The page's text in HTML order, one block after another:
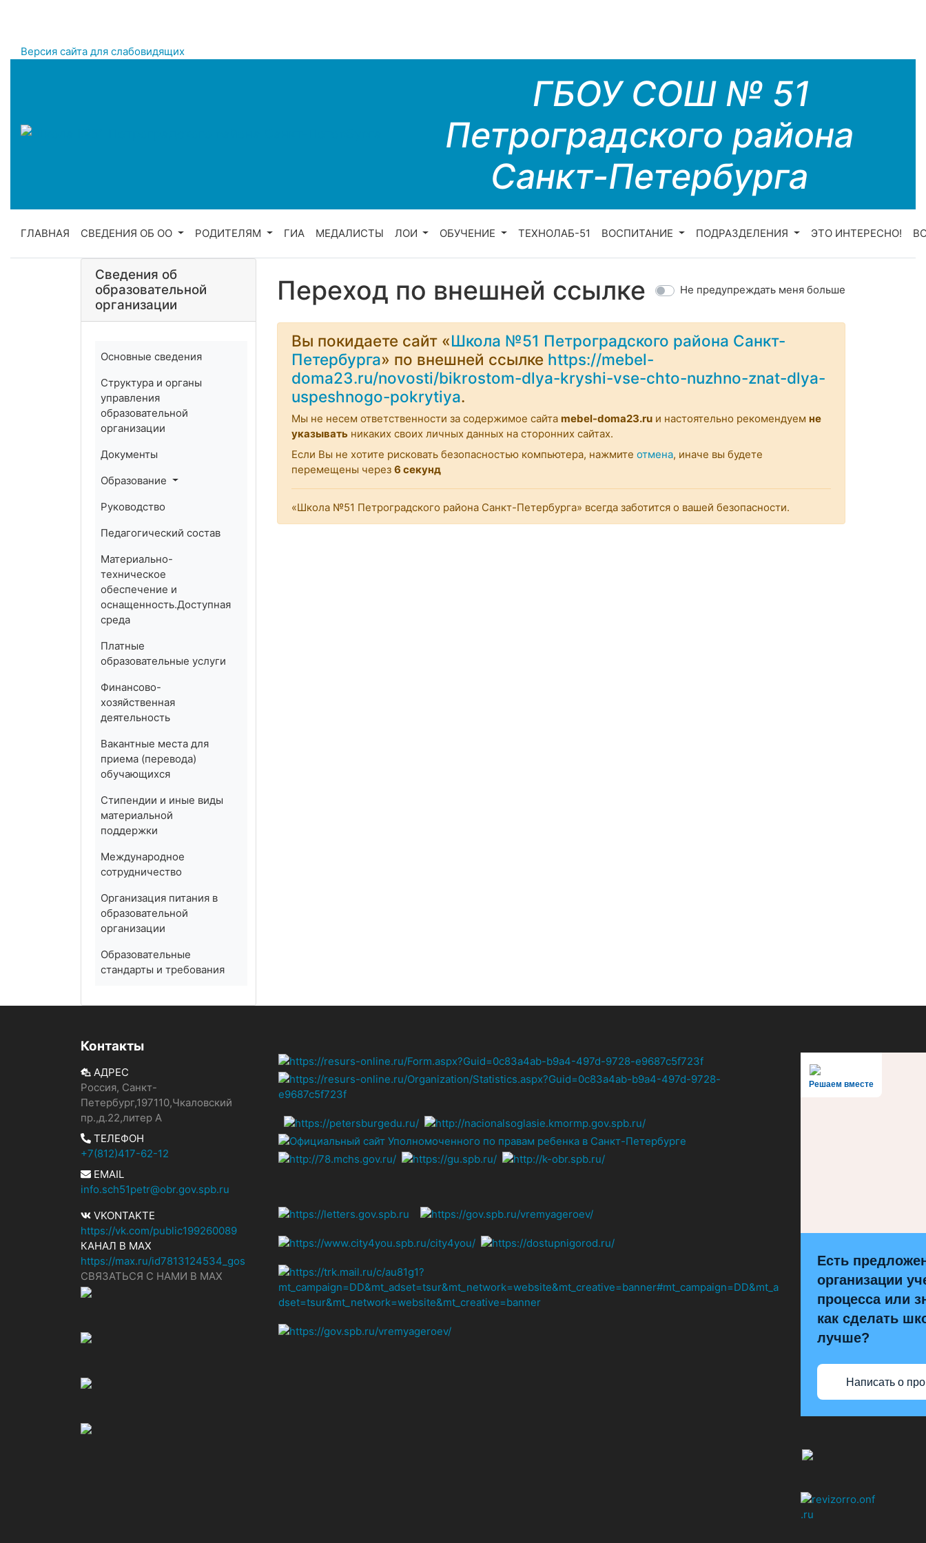
Версия сайта для слабовидящих
ГБОУ СОШ № 51
Петроградского района
Санкт-Петербурга
ГЛАВНАЯ СВЕДЕНИЯ ОБ ОО РОДИТЕЛЯМ ГИА МЕДАЛИСТЫ ЛОИ ОБУЧЕНИЕ ТЕХНОЛАБ-51 ВОСПИТАНИЕ ПОДРАЗДЕЛЕНИЯ ЭТО ИНТЕРЕСНО!
Сведения об
образовательной
организации
Основные сведения
Структура и органы
управления
образовательной
организации
Документы
Образование
Руководство
Педагогический состав
Материально-
техническое
обеспечение и
оснащенность.Доступная
среда
Платные
образовательные услуги
Финансово-
хозяйственная
деятельность
Вакантные места для
приема (перевода)
обучающихся
Стипендии и иные виды
материальной
поддержки
Международное
сотрудничество
Организация питания в
образовательной
организации
Образовательные
стандарты и требования
Переход по внешней ссылке Не предупреждать меня больше
Вы покидаете сайт «Школа №51 Петроградского района Санкт-
Петербурга» по внешней ссылке https://mebel-
doma23.ru/novosti/bikrostom-dlya-kryshi-vse-chto-nuzhno-znat-dlya-
uspeshnogo-pokrytiya.
Мы не несем ответственности за содержимое сайта mebel-doma23.ru и настоятельно рекомендуем не
указывать никаких своих личных данных на сторонних сайтах.
Если Вы не хотите рисковать безопасностью компьютера, нажмите отмена, иначе вы будете
перемещены через 6 секунд
«Школа №51 Петроградского района Санкт-Петербурга» всегда заботится о вашей безопасности.
Контакты
АДРЕС
Россия, Санкт-
Петербург,197110,Чкаловский
пр.,д.22,литер А
ТЕЛЕФОН
+7(812)417-62-12
EMAIL
info.sch51petr@obr.gov.spb.ru
VKONTAKTE
https://vk.com/public199260089
КАНАЛ В MAX
https://max.ru/id7813124534_gos
СВЯЗАТЬСЯ С НАМИ В МАХ
Решаем вместе
Есть
организации
процесса или
как сделать
лучше?
Написать о